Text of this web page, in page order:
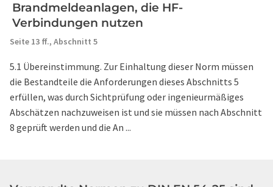
Brandmeldeanlagen, die HF-
Verbindungen nutzen
Seite 13 ff., Abschnitt 5
5.1 Übereinstimmung. Zur Einhaltung dieser Norm müssen
die Bestandteile die Anforderungen dieses Abschnitts 5
erfüllen, was durch Sichtprüfung oder ingenieurmäßiges
Abschätzen nachzuweisen ist und sie müssen nach Abschnitt
8 geprüft werden und die An ...